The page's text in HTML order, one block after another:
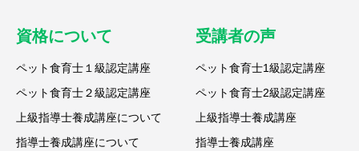
資格について
ペット食育士１級認定講座
ペット食育士２級認定講座
上級指導士養成講座について
指導士養成講座について
受講者の声
ペット食育士1級認定講座
ペット食育士2級認定講座
上級指導士養成講座
指導士養成講座